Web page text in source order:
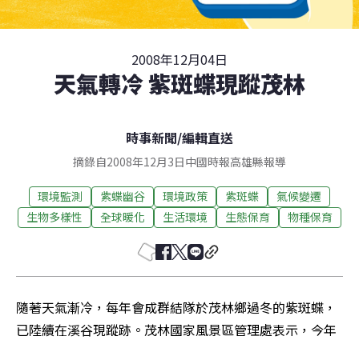
2008年12月04日
天氣轉冷 紫斑蝶現蹤茂林
時事新聞/編輯直送
摘錄自2008年12月3日中國時報高雄縣報導
環境監測 紫蝶幽谷 環境政策 紫斑蝶
氣候變遷
生物多樣性
全球暖化 生活環境 生態保育 物種保育
隨著天氣漸冷，每年會成群結隊於茂林鄉過冬的紫斑蝶，
已陸續在溪谷現蹤跡。茂林國家風景區管理處表示，今年